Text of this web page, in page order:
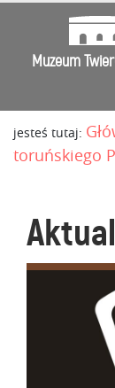
Muzeum
jesteś tutaj:
toruńskiego